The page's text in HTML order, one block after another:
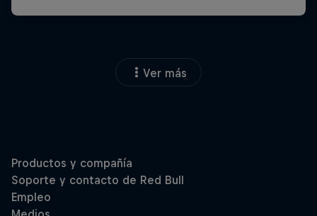
Ver más